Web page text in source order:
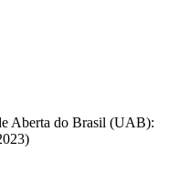
Aberta do Brasil (UAB):